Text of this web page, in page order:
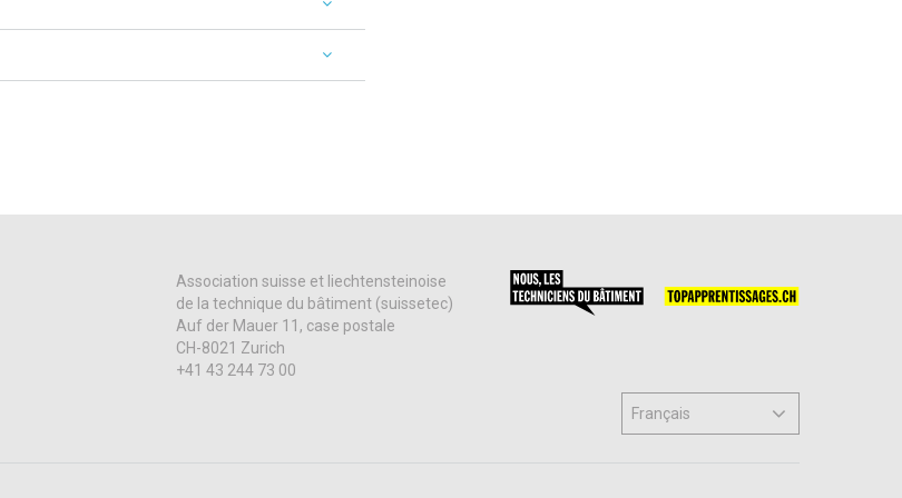
Association suisse et liechtensteinoise
de la technique du bâtiment (suissetec)
Auf der Mauer 11, case postale
CH-8021 Zurich
+41 43 244 73 00